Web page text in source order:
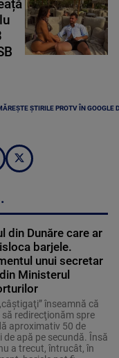
ȘTIRILE PROTV ÎN GOOGLE
din Dunăre care ar
barjele.
unui secretar
Ministerul
înseamnă că
redirecţionăm spre
aproximativ 50 de
de apă pe secundă. Însă
a trecut, întrucât, în